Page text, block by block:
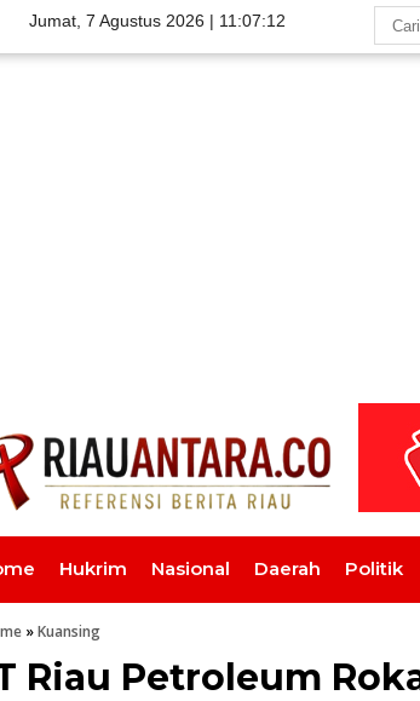
Jumat, 7 Agustus 2026 | 11:07:13
Hukrim Nasional Daerah Politik
»Kuansing
Riau Petroleum